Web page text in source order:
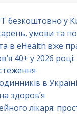
безкоштовно у
умови та
в eHealth вже
40+ у 2026 році:
в
здоров’я
лікаря: